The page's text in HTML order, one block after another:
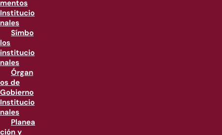
mentos
Institucio
nales
Símbo
los
institucio
nales
Órgan
os de
Gobierno
Institucio
nales
Planea
ción y